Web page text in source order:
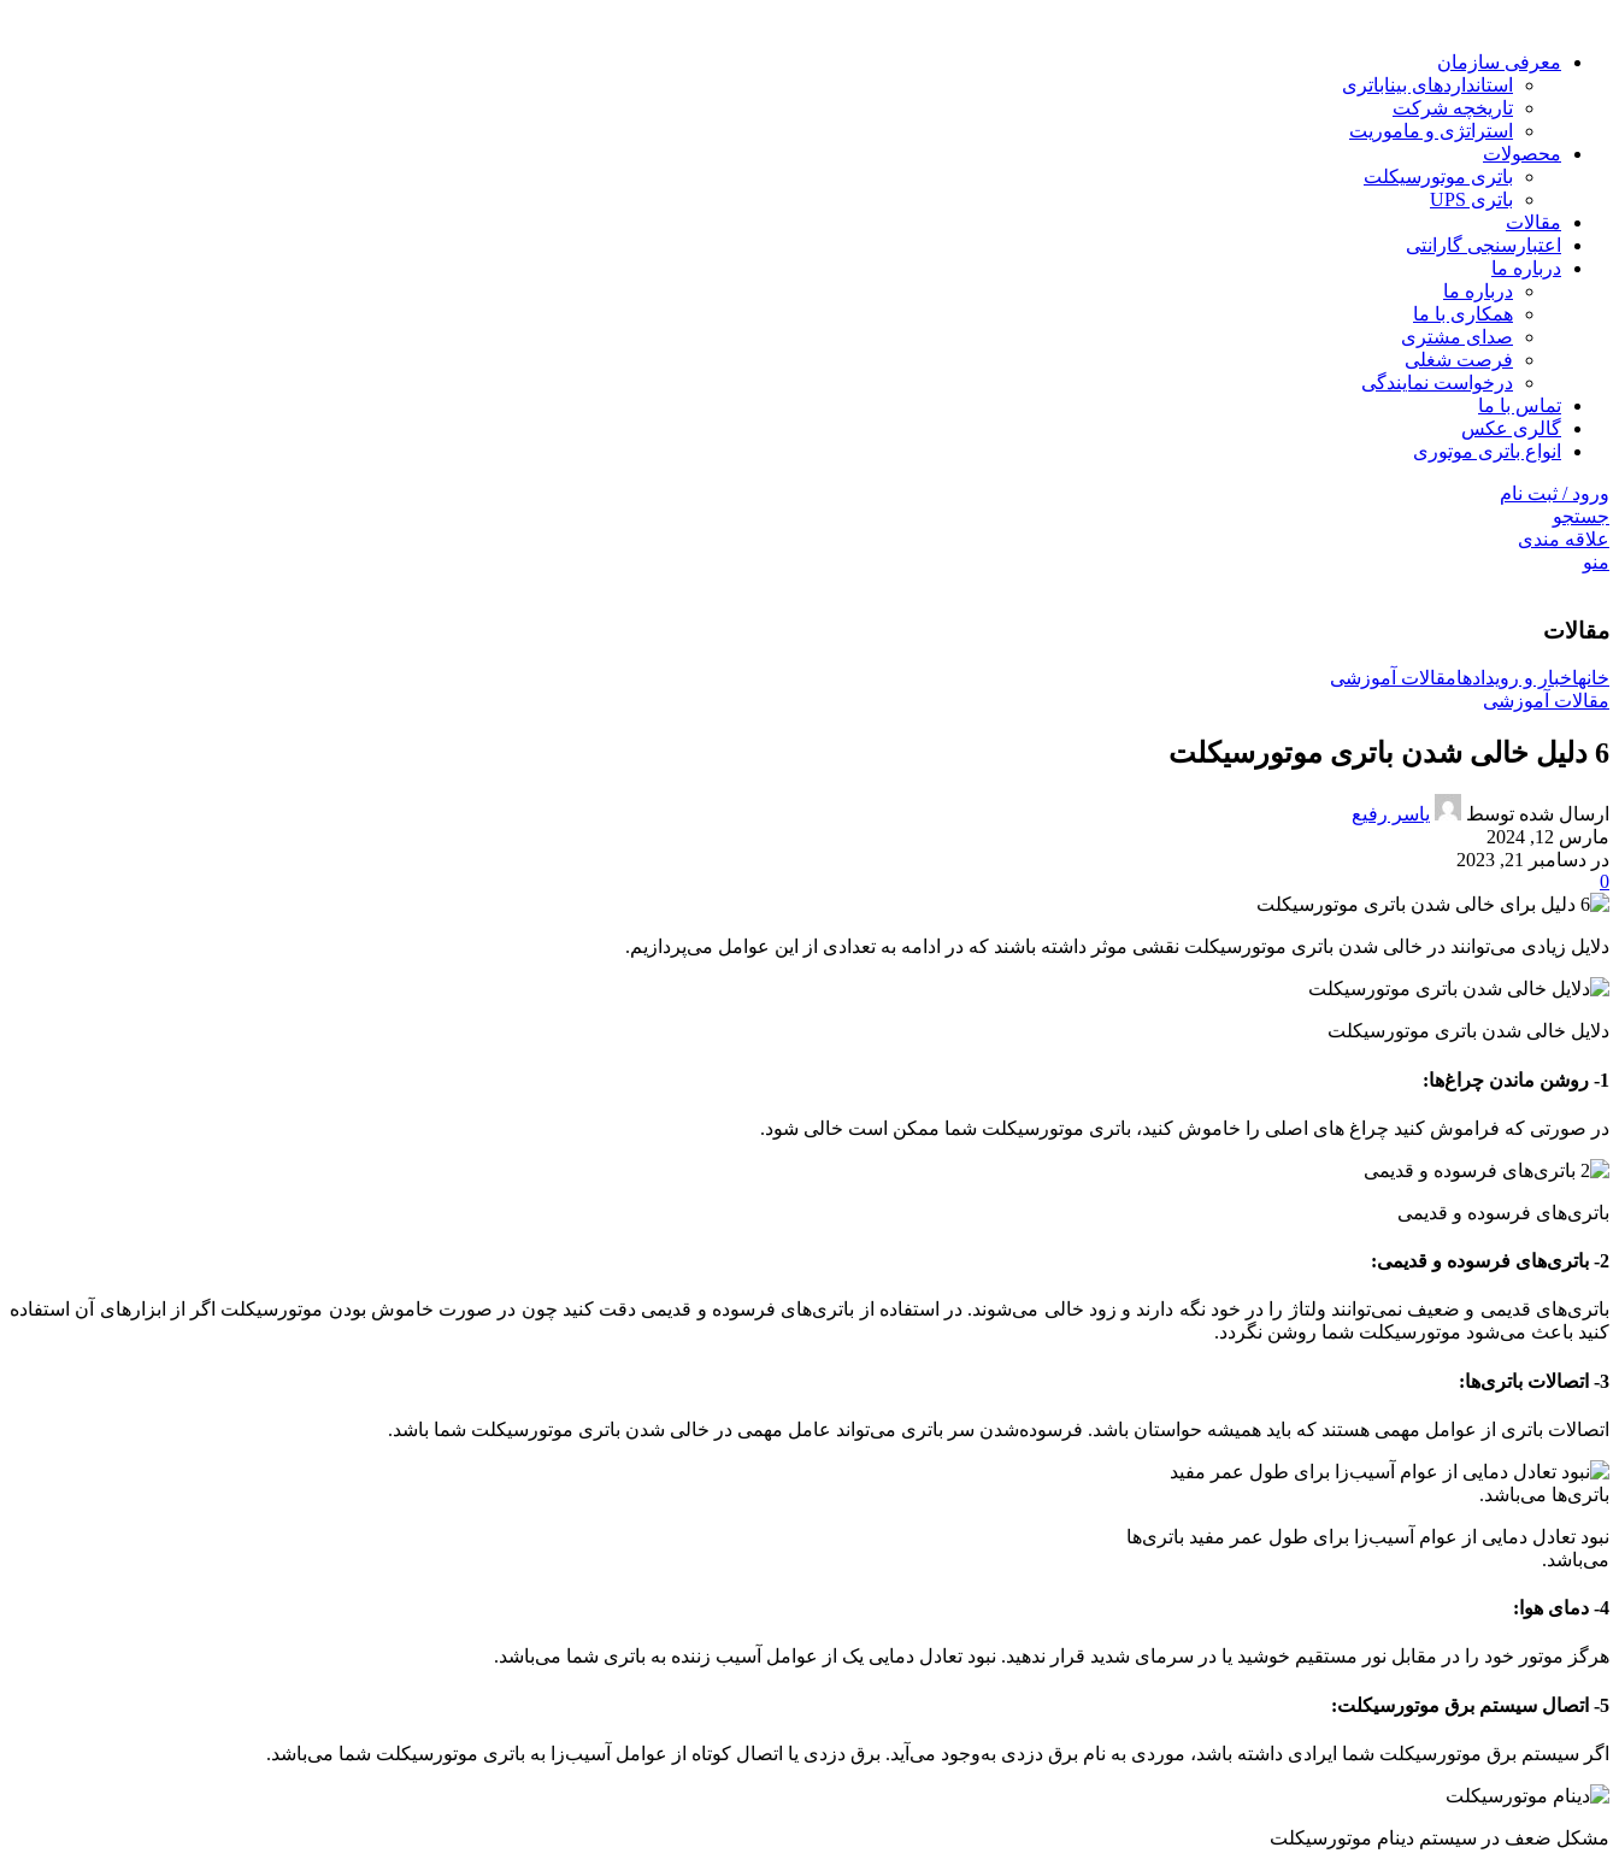
معرفی سازمان
استانداردهای بیناباتری
تاریخچه شرکت
استراتژی و ماموریت
محصولات
باتری موتورسیکلت
باتری UPS
مقالات
اعتبارسنجی گارانتی
درباره ما
درباره ما
همکاری با ما
صدای مشتری
فرصت شغلی
درخواست نمایندگی
تماس با ما
گالری عکس
انواع باتری موتوری
ورود / ثبت نام
جستجو
علاقه مندی
منو
مقالات
خانهاخبار و رویدادهامقالات آموزشی
مقالات آموزشی
6 دلیل خالی شدن باتری موتورسیکلت
ارسال شده توسط
یاسر رفیع
مارس 12, 2024
در دسامبر 21, 2023
0
دلایل زیادی می‌توانند در خالی شدن باتری موتورسیکلت نقشی موثر داشته باشند که در ادامه به تعدادی از این عوامل می‌پردازیم.
دلایل خالی شدن باتری موتورسیکلت
1- روشن ماندن چراغ‌ها:
در صورتی که فراموش کنید چراغ های اصلی را خاموش کنید، باتری موتورسیکلت شما ممکن است خالی شود.
باتری‌های فرسوده و قدیمی
2- باتری‌های فرسوده و قدیمی:
باتری‌های قدیمی و ضعیف نمی‌توانند ولتاژ را در خود نگه دارند و زود خالی می‌شوند. در استفاده از باتری‌های فرسوده و قدیمی دقت کنید چون در صورت خاموش بودن موتورسیکلت اگر از ابزارهای آن استفاده
کنید باعث می‌شود موتورسیکلت شما روشن نگردد.
3- اتصالات باتری‌ها:
اتصالات باتری از عوامل مهمی هستند که باید همیشه حواستان باشد. فرسوده‌شدن سر باتری می‌تواند عامل مهمی در خالی شدن باتری موتورسیکلت شما باشد.
نبود تعادل دمایی از عوام آسیب‌زا برای طول عمر مفید باتری‌ها
می‌باشد.
4- دمای هوا:
هرگز موتور خود را در مقابل نور مستقیم خوشید یا در سرمای شدید قرار ندهید. نبود تعادل دمایی یک از عوامل آسیب زننده به باتری شما می‌باشد.
5- اتصال سیستم برق موتورسیکلت:
اگر سیستم برق موتورسیکلت شما ایرادی داشته باشد، موردی به نام برق دزدی به‌وجود می‌آید. برق دزدی یا اتصال کوتاه از عوامل آسیب‌زا به باتری موتورسیکلت شما می‌باشد.
مشکل ضعف در سیستم دینام موتورسیکلت